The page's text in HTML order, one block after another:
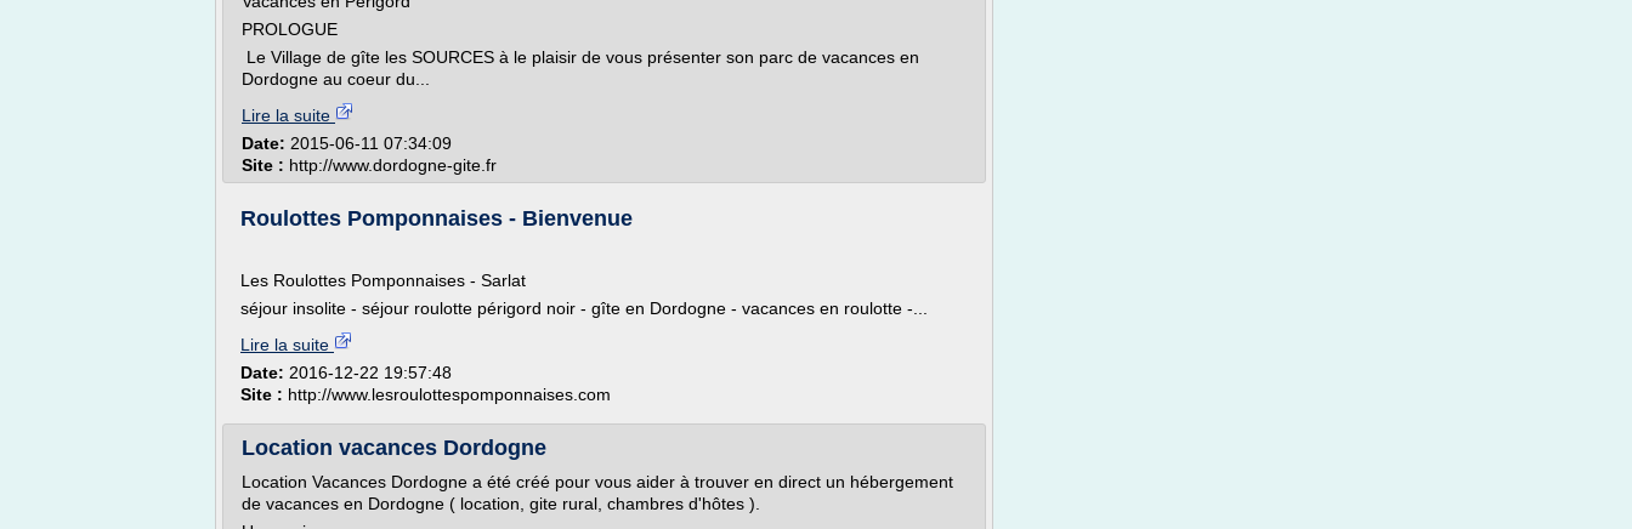
PROLOGUE
Le Village de gîte les SOURCES à le plaisir de vous présenter son parc de vacances en
Dordogne au coeur du...
Lire la suite
Date: 2015-06-11 07:34:09
Site : http://www.dordogne-gite.fr
Roulottes Pomponnaises - Bienvenue
Les Roulottes Pomponnaises - Sarlat
séjour insolite - séjour roulotte périgord noir - gîte en Dordogne - vacances en roulotte -...
Lire la suite
Date: 2016-12-22 19:57:48
Site : http://www.lesroulottespomponnaises.com
Location vacances Dordogne
Location Vacances Dordogne a été créé pour vous aider à trouver en direct un hébergement
de vacances en Dordogne ( location, gite rural, chambres d'hôtes ).